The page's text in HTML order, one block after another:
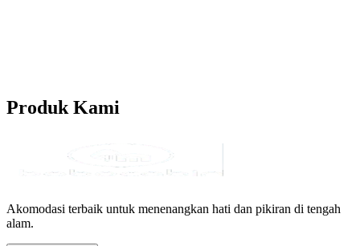
Produk Kami
Akomodasi terbaik untuk menenangkan hati dan pikiran di tengah
alam.